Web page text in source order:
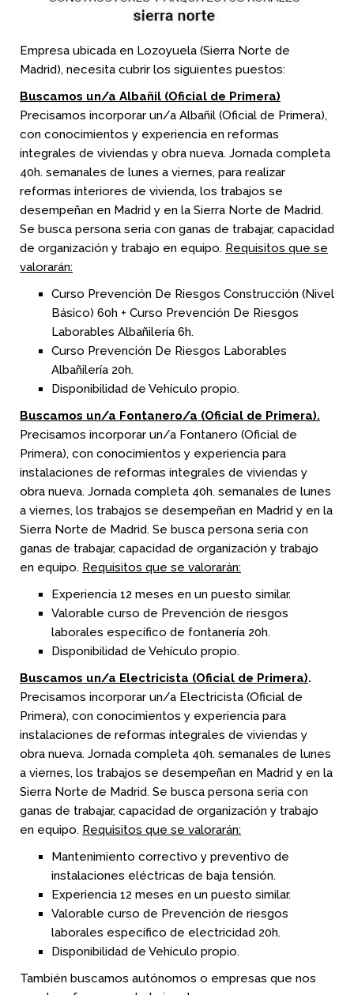
Empresa ubicada en Lozoyuela (Sierra Norte de
Madrid), necesita cubrir los siguientes puestos:
Buscamos un/a Albañil (Oficial de Primera)
Precisamos incorporar un/a Albañil (Oficial de Primera),
con conocimientos y experiencia en reformas
integrales de viviendas y obra nueva. Jornada completa
40h. semanales de lunes a viernes, para realizar
reformas interiores de vivienda, los trabajos se
desempeñan en Madrid y en la Sierra Norte de Madrid.
Se busca persona seria con ganas de trabajar, capacidad
de organización y trabajo en equipo. Requisitos que se
valorarán:
Curso Prevención De Riesgos Construcción (Nivel
Básico) 60h + Curso Prevención De Riesgos
Laborables Albañilería 6h.
Curso Prevención De Riesgos Laborables
Albañilería 20h.
Disponibilidad de Vehículo propio.
Buscamos un/a Fontanero/a (Oficial de Primera).
Precisamos incorporar un/a Fontanero (Oficial de
Primera), con conocimientos y experiencia para
instalaciones de reformas integrales de viviendas y
obra nueva. Jornada completa 40h. semanales de lunes
a viernes, los trabajos se desempeñan en Madrid y en la
Sierra Norte de Madrid. Se busca persona seria con
ganas de trabajar, capacidad de organización y trabajo
en equipo. Requisitos que se valorarán:
Experiencia 12 meses en un puesto similar.
Valorable curso de Prevención de riesgos
laborales específico de fontanería 20h.
Disponibilidad de Vehículo propio.
Buscamos un/a Electricista (Oficial de Primera).
Precisamos incorporar un/a Electricista (Oficial de
Primera), con conocimientos y experiencia para
instalaciones de reformas integrales de viviendas y
obra nueva. Jornada completa 40h. semanales de lunes
a viernes, los trabajos se desempeñan en Madrid y en la
Sierra Norte de Madrid. Se busca persona seria con
ganas de trabajar, capacidad de organización y trabajo
en equipo. Requisitos que se valorarán:
Mantenimiento correctivo y preventivo de
instalaciones eléctricas de baja tensión.
Experiencia 12 meses en un puesto similar.
Valorable curso de Prevención de riesgos
laborales específico de electricidad 20h.
Disponibilidad de Vehículo propio.
También buscamos autónomos o empresas que nos